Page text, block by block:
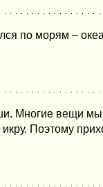
по морям –
Многие вещи мы
Поэтому